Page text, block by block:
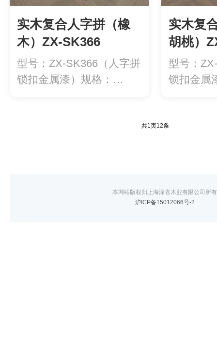
实木复合人字拼（橡
木）ZX-SK366
型号：ZX-SK366（人字拼
锁扣金属漆）规格：
实木复
胡桃）
型号：
锁扣金属
共1页12条
本网站版权归上海泽喜木业有限公司所有
沪ICP备15012066号-2